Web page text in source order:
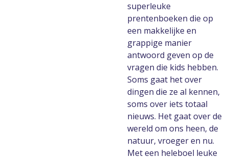
superleuke
prentenboeken die op
een makkelijke en
grappige manier
antwoord geven op de
vragen die kids hebben.
Soms gaat het over
dingen die ze al kennen,
soms over iets totaal
nieuws. Het gaat over de
wereld om ons heen, de
natuur, vroeger en nu.
Met een heleboel leuke